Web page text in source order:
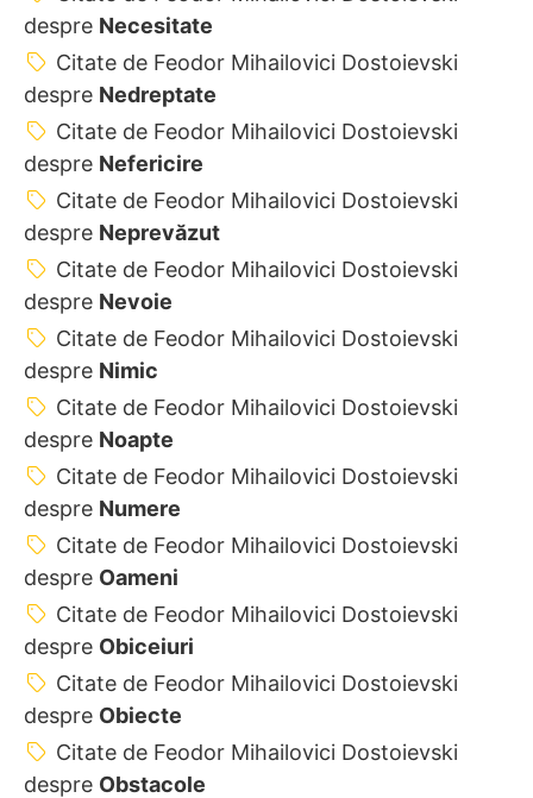
despre Necesitate
Citate de Feodor Mihailovici Dostoievski
despre Nedreptate
Citate de Feodor Mihailovici Dostoievski
despre Nefericire
Citate de Feodor Mihailovici Dostoievski
despre Neprevăzut
Citate de Feodor Mihailovici Dostoievski
despre Nevoie
Citate de Feodor Mihailovici Dostoievski
despre Nimic
Citate de Feodor Mihailovici Dostoievski
despre Noapte
Citate de Feodor Mihailovici Dostoievski
despre Numere
Citate de Feodor Mihailovici Dostoievski
despre Oameni
Citate de Feodor Mihailovici Dostoievski
despre Obiceiuri
Citate de Feodor Mihailovici Dostoievski
despre Obiecte
Citate de Feodor Mihailovici Dostoievski
despre Obstacole